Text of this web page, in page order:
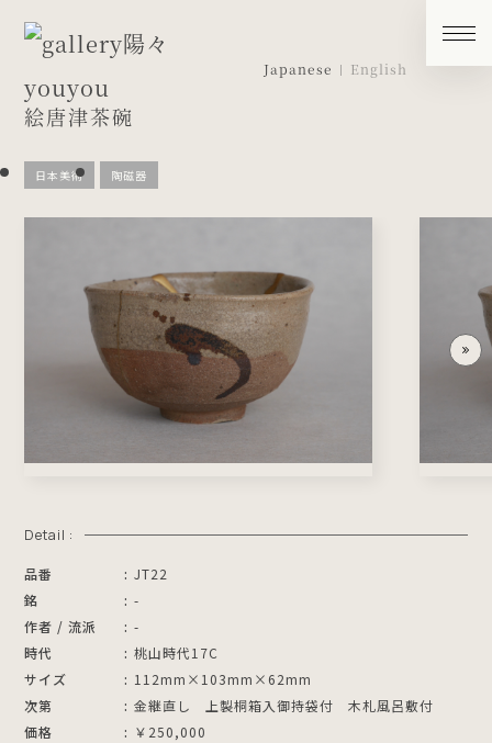
Japanese English
絵唐津茶碗
日本美術 陶磁器
Detail :
品番
JT22
銘
-
作者 / 流派
-
時代
桃山時代17C
サイズ
112mm×103mm×62mm
次第
金継直し 上製桐箱入御持袋付 木札風呂敷付
価格
￥250,000